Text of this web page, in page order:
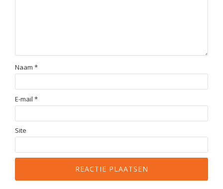
Naam *
E-mail *
Site